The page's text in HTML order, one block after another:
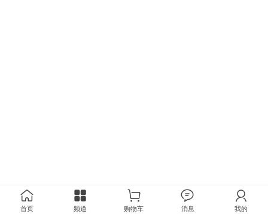
首页 频道 购物车 消息 我的